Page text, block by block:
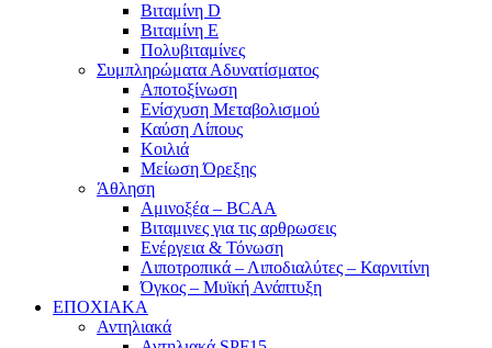
Βιταμίνη D
Βιταμίνη E
Πολυβιταμίνες
Συμπληρώματα Αδυνατίσματος
Αποτοξίνωση
Ενίσχυση Μεταβολισμού
Καύση Λίπους
Κοιλιά
Μείωση Όρεξης
Άθληση
Αμινοξέα – BCAA
Βιταμινες για τις αρθρωσεις
Ενέργεια & Τόνωση
Λιποτροπικά – Λιποδιαλύτες – Καρνιτίνη
Όγκος – Μυϊκή Ανάπτυξη
ΕΠΟΧΙΑΚΑ
Αντηλιακά